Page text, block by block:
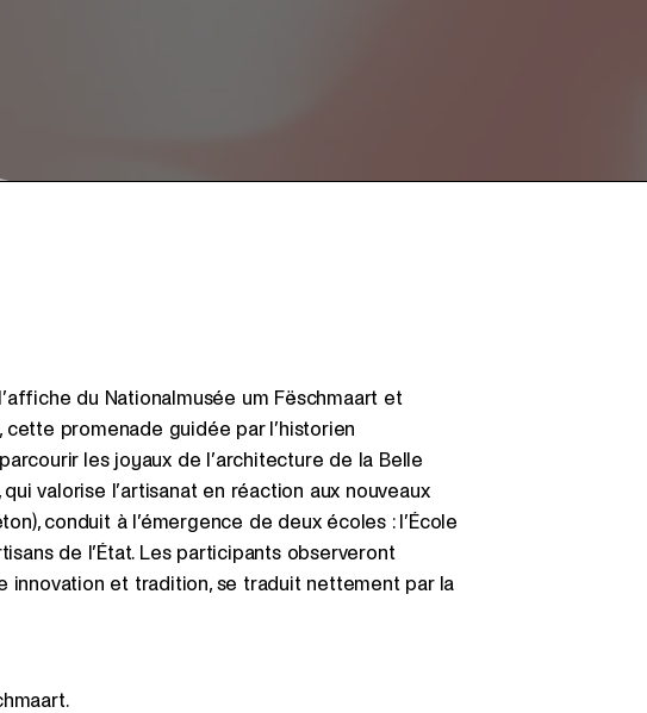
du Nationalmusée um Fëschmaart et
cette promenade guidée par l’historien
les joyaux de l’architecture de la Belle
valorise l’artisanat en réaction aux nouveaux
conduit à l’émergence de deux écoles : l’École
de l’État. Les participants observeront
innovation et tradition, se traduit nettement par la